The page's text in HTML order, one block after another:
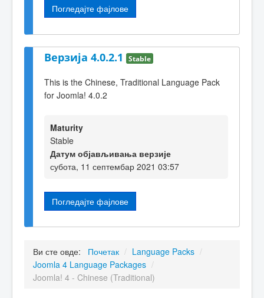
Погледајте фајлове
Верзија 4.0.2.1 Stable
This is the Chinese, Traditional Language Pack
for Joomla! 4.0.2
Maturity
Stable
Датум објављивања верзије
субота, 11 септембар 2021 03:57
Погледајте фајлове
Ви сте овде: Почетак / Language Packs /
Joomla 4 Language Packages /
Joomla! 4 - Chinese (Traditional)